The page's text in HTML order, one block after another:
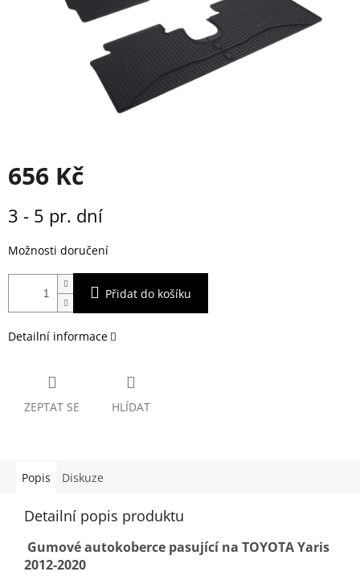
656 Kč
cena:
3 - 5 pr. dní
Možnosti doručení
Přidat do košíku
Detailní informace
ZEPTAT SE HLÍDAT
Popis Diskuze
Detailní popis produktu
Gumové autokoberce pasující na TOYOTA Yaris
2012-2020